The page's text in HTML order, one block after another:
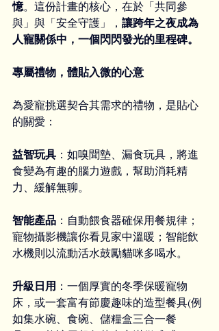
憶。這份計畫的核心，在於「共同參
與」與「安全守護」， 讓跨年之夜成為
人寵關係中，一個閃閃發光的里程碑。
專屬禮物，體貼入微的心意
為愛寵挑選契合其需求的禮物，是貼心
的關愛：
益智玩具 ：如嗅聞墊、漏食玩具，將進
食變為有趣的腦力遊戲，幫助消耗精
力、緩解無聊。
智能產品 ：自動餵食器確保用餐規律；
寵物攝影機讓你看見家中溫暖；智能飲
水機則以流動活水鼓勵貓咪多喝水。
升級日用
：一個厚實的冬季保暖寵物
床，或一套富有節慶趣味的造型餐具(例
如集水碗、食碗、儲糧盒三合一餐